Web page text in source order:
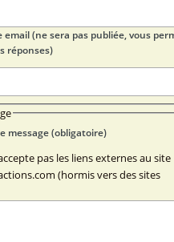
email (ne sera pas publiée, vous
réponses)
Texte de votre message (obligatoire)
pas les liens externes au site
(hormis vers des sites